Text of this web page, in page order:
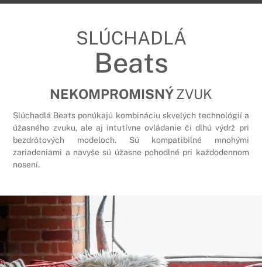
SLÚCHADLÁ
Beats
NEKOMPROMISNÝZVUK
Slúchadlá Beats ponúkajú kombináciu skvelých technológií a
úžasného zvuku, ale aj intutívne ovládanie či dlhú výdrž pri
bezdrôtových modeloch. Sú kompatibilné mnohými
zariadeniami a navyše sú úžasne pohodlné pri každodennom
nosení.